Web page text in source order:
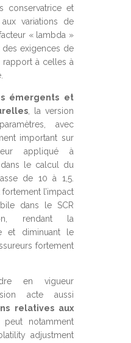
conservatrice et
variations de
« lambda »
exigences de
à celles à
émergents et
, la version
avec
important sur
appliqué à
dans le calcul du
de 10 à 1,5.
l’impact
dans le SCR
rendant la
et diminuant le
fortement
en vigueur
acte aussi
relatives aux
peut notamment
adjustment